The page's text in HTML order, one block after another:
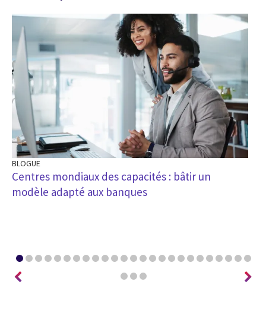
BLOGUE
Centres mondiaux des capacités : bâtir un
modèle adapté aux banques